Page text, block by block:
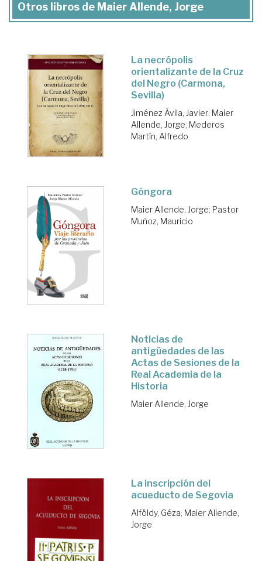
Otros libros de Maier Allende, Jorge
La necrópolis
orientalizante de la Cruz
del Negro (Carmona,
Sevilla)
Jiménez Ávila, Javier; Maier
Allende, Jorge; Mederos
Martín, Alfredo
Góngora
Maier Allende, Jorge; Pastor
Muñoz, Mauricio
Noticias de
antigüedades de las
Actas de Sesiones de la
Real Academia de la
Historia
Maier Allende, Jorge
La inscripción del
acueducto de Segovia
Alföldy, Géza; Maier Allende,
Jorge